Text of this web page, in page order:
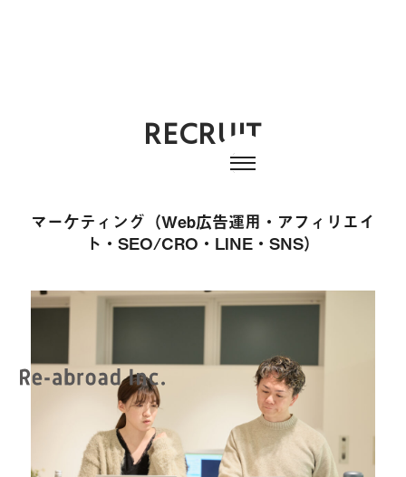
RECRUIT
マーケティング（Web広告運用・アフィリエイ
ト・SEO/CRO・LINE・SNS）